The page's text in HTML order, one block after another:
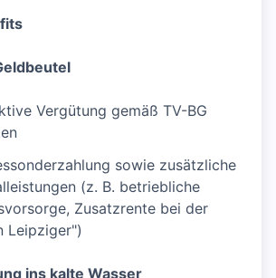
Vergütung gemäß TV-BG
sowie zusätzliche
(z. B. betriebliche
Zusatzrente bei der
Leipziger")
ins kalte Wasser